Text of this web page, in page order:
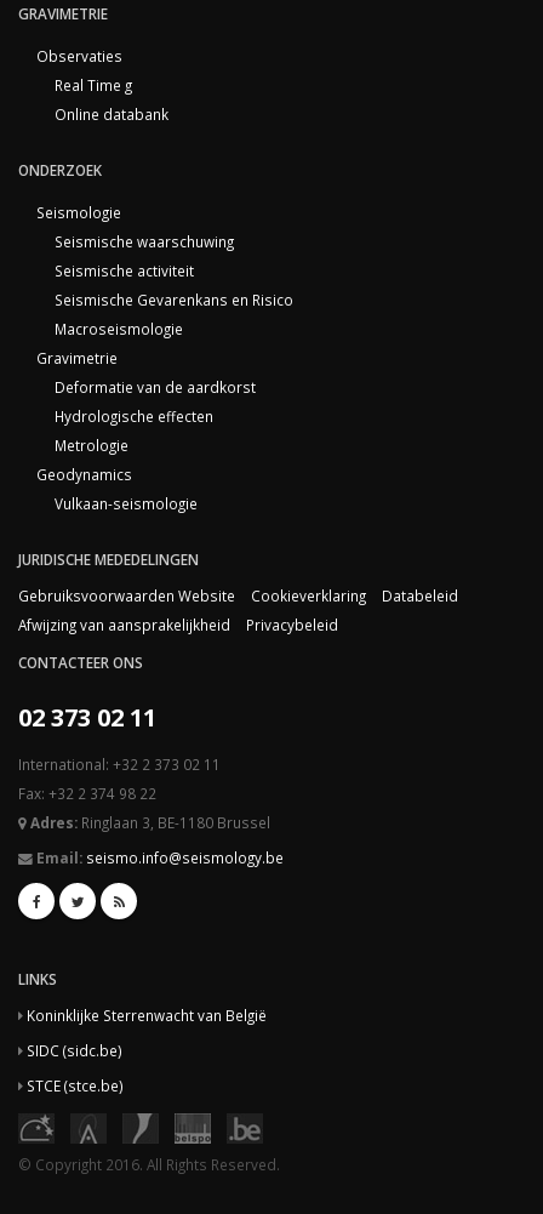
GRAVIMETRIE
Observaties
Real Time g
Online databank
ONDERZOEK
Seismologie
Seismische waarschuwing
Seismische activiteit
Seismische Gevarenkans en Risico
Macroseismologie
Gravimetrie
Deformatie van de aardkorst
Hydrologische effecten
Metrologie
Geodynamics
Vulkaan-seismologie
JURIDISCHE MEDEDELINGEN
Gebruiksvoorwaarden Website
Cookieverklaring
Databeleid
Afwijzing van aansprakelijkheid
Privacybeleid
CONTACTEER ONS
02 373 02 11
International: +32 2 373 02 11
Fax: +32 2 374 98 22
Adres: Ringlaan 3, BE-1180 Brussel
Email: seismo.info@seismology.be
LINKS
Koninklijke Sterrenwacht van België
SIDC (sidc.be)
STCE (stce.be)
© Copyright 2016. All Rights Reserved.